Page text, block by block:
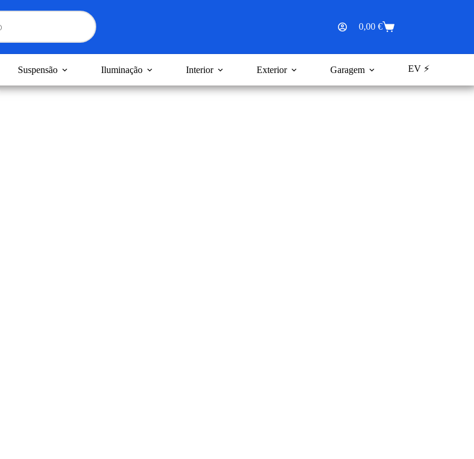
Carrinho
compras
0,00 €
Suspensão Iluminação Interior Exterior Garagem EV ⚡